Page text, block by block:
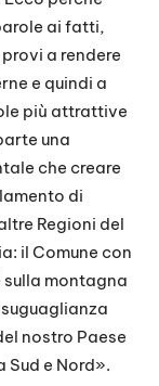
ai fatti,
a rendere
e quindi a
più attrattive
una
che creare
di
Regioni del
il Comune con
montagna
nostro Paese
Sud e Nord».